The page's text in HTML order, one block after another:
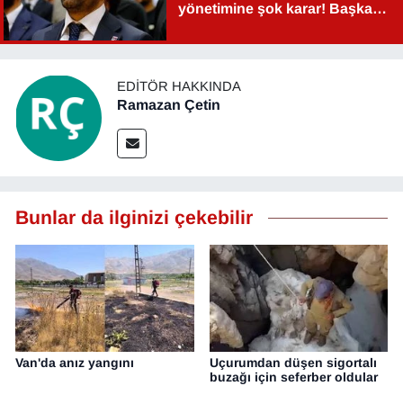
yönetimine şok karar! Başkan
EDITÖR HAKKINDA
Ramazan Çetin
Bunlar da ilginizi çekebilir
Van'da anız yangını
Uçurumdan düşen sigortalı
buzağı için seferber oldular